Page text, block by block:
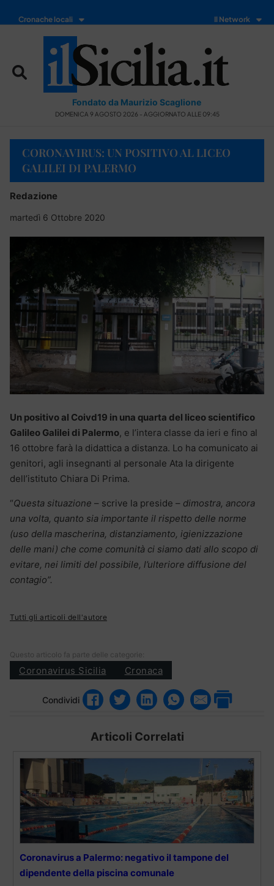
Cronache locali Il Network
Fondato da Maurizio Scaglione
DOMENICA 9 AGOSTO 2026 - AGGIORNATO ALLE 09:45
CORONAVIRUS: UN POSITIVO AL LICEO
GALILEI DI PALERMO
Redazione
martedì 6 Ottobre 2020
Un positivo al Coivd19 in una quarta del liceo scientifico
Galileo Galilei di Palermo, e l’intera classe da ieri e fino al
16 ottobre farà la didattica a distanza. Lo ha comunicato ai
genitori, agli insegnanti al personale Ata la dirigente
dell’istituto Chiara Di Prima.
“Questa situazione – scrive la preside – dimostra, ancora
una volta, quanto sia importante il rispetto delle norme
(uso della mascherina, distanziamento, igienizzazione
delle mani) che come comunità ci siamo dati allo scopo di
evitare, nei limiti del possibile, l’ulteriore diffusione del
contagio”.
Tutti gli articoli dell'autore
Questo articolo fa parte delle categorie:
Coronavirus Sicilia Cronaca
Condividi
Articoli Correlati
Coronavirus a Palermo: negativo il tampone del
dipendente della piscina comunale